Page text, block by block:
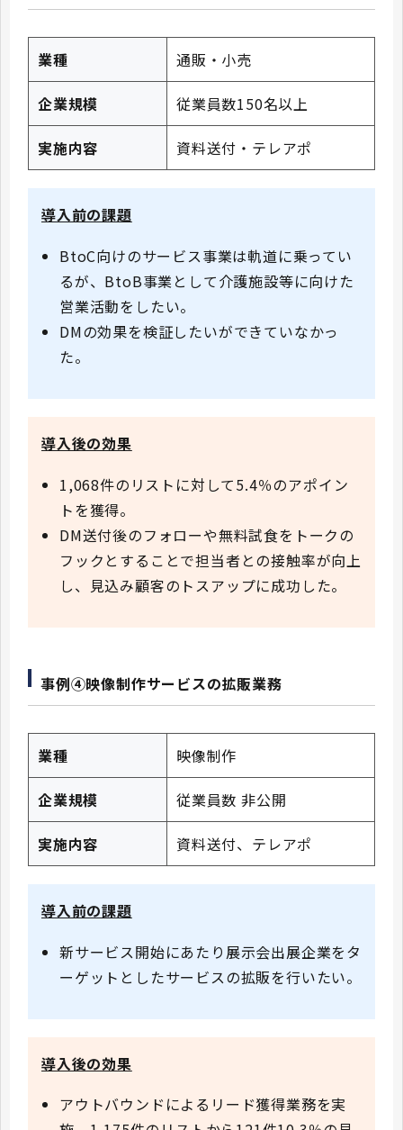
業種 通販・小売
企業規模 従業員数150名以上
実施内容 資料送付・テレアポ
導入前の課題
BtoC向けのサービス事業は軌道に乗ってい
るが、BtoB事業として介護施設等に向けた
営業活動をしたい。
DMの効果を検証したいができていなかっ
た。
導入後の効果
1,068件のリストに対して5.4％のアポイン
トを獲得。
DM送付後のフォローや無料試食をトークの
フックとすることで担当者との接触率が向上
し、見込み顧客のトスアップに成功した。
事例④映像制作サービスの拡販業務
業種 映像制作
企業規模 従業員数 非公開
実施内容 資料送付、テレアポ
導入前の課題
新サービス開始にあたり展示会出展企業をタ
ーゲットとしたサービスの拡販を行いたい。
導入後の効果
アウトバウンドによるリード獲得業務を実